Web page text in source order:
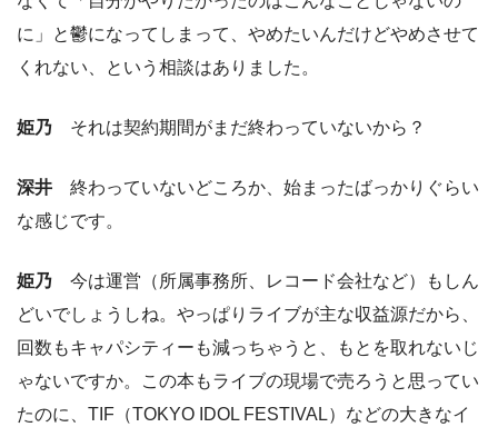
に」と鬱になってしまって、やめたいんだけどやめさせて
くれない、という相談はありました。
姫乃 それは契約期間がまだ終わっていないから？
深井 終わっていないどころか、始まったばっかりぐらい
な感じです。
姫乃 今は運営（所属事務所、レコード会社など）もしん
どいでしょうしね。やっぱりライブが主な収益源だから、
回数もキャパシティーも減っちゃうと、もとを取れないじ
ゃないですか。この本もライブの現場で売ろうと思ってい
たのに、TIF（TOKYO IDOL FESTIVAL）などの大きなイ